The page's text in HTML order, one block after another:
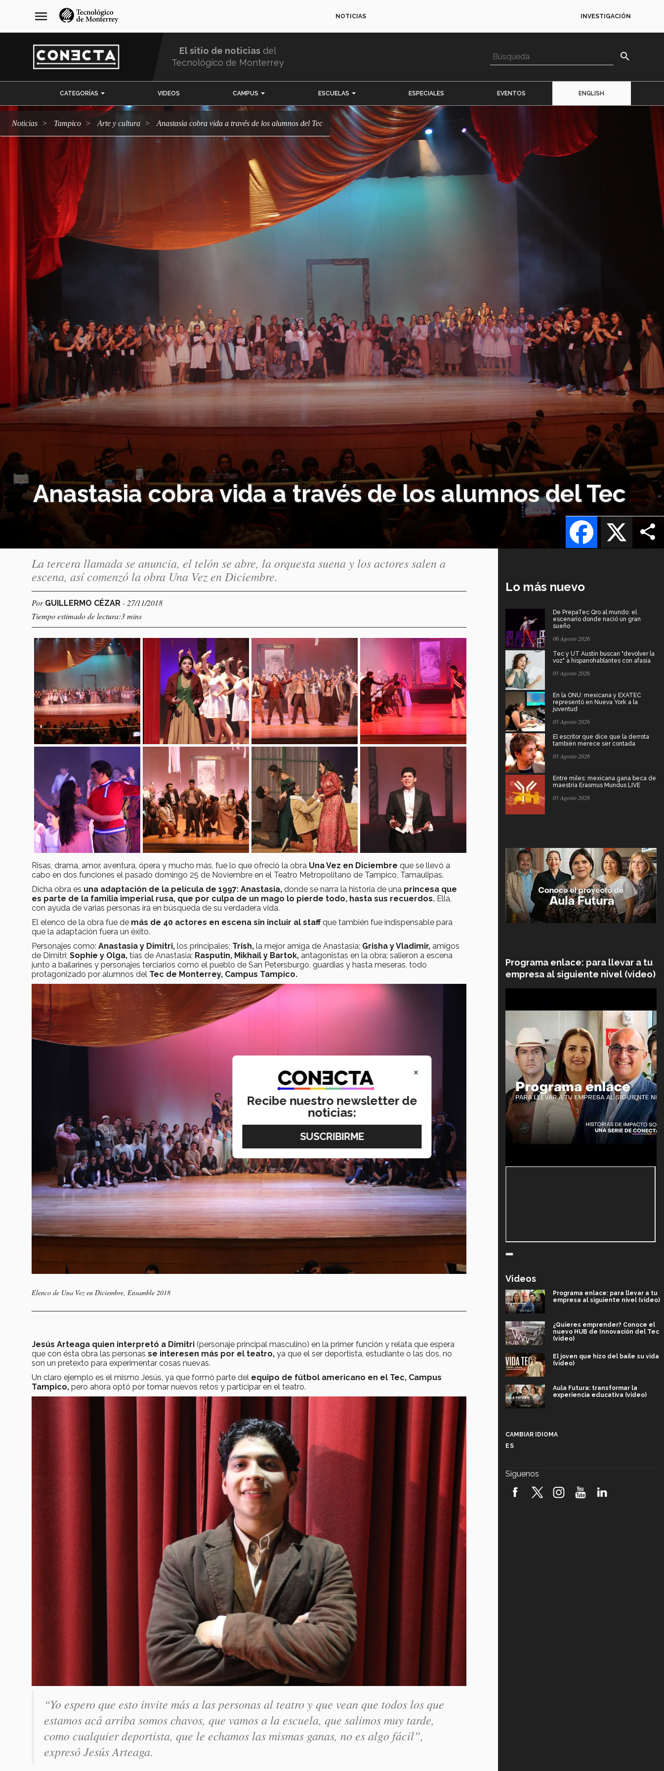
navegación
principal
menu NOTICIAS INVESTIGACIÓN
El sitio de noticias del
Tecnológico de Monterrey
search
CATEGORÍAS VIDEOS CAMPUS ESCUELAS ESPECIALES EVENTOS ENGLISH
Noticias Tampico arte y cultura Anastasia cobra vida a través de los alumnos del Tec
Anastasia cobra vida a través de los alumnos del Tec
X
Facebook
La tercera llamada se anuncia, el telón se abre, la orquesta suena y los actores salen a
escena, así comenzó la obra Una Vez en Diciembre.
Por GUILLERMO CÉZAR - 27/11/2018
Tiempo estimado de lectura:3 mins
Risas, drama, amor, aventura, ópera y mucho más, fue lo que ofreció la obra Una Vez en Diciembre que se llevó a
cabo en dos funciones el pasado domingo 25 de Noviembre en el Teatro Metropolitano de Tampico, Tamaulipas.
Dicha obra es una adaptación de la película de 1997: Anastasia, donde se narra la historia de una princesa que
es parte de la familia imperial rusa, que por culpa de un mago lo pierde todo, hasta sus recuerdos. Ella,
con ayuda de varias personas irá en búsqueda de su verdadera vida.
El elenco de la obra fue de más de 40 actores en escena sin incluir al staffque también fue indispensable para
que la adaptación fuera un éxito.
Personajes como: Anastasia y Dimitri, los principales; Trish, la mejor amiga de Anastasia; Grisha y Vladimir, amigos
de Dimitri; Sophie y Olga, tías de Anastasia; Rasputin, Mikhail y Bartok, antagonistas en la obra; salieron a escena
junto a bailarines y personajes terciarios como el pueblo de San Petersburgo, guardias y hasta meseras, todo
protagonizado por alumnos del Tec de Monterrey, Campus Tampico.
Elenco de Una Vez en Diciembre, Ensamble 2018
Jesús Arteaga quien interpretó a Dimitri (personaje principal masculino) en la primer función y relata que espera
que con ésta obra las personas se interesen más por el teatro, ya que el ser deportista, estudiante o las dos, no
son un pretexto para experimentar cosas nuevas.
Un claro ejemplo es el mismo Jesús, ya que formó parte del equipo de fútbol americano en el Tec, Campus
Tampico, pero ahora optó por tomar nuevos retos y participar en el teatro.
“Yo espero que esto invite más a las personas al teatro y que vean que todos los que
estamos acá arriba somos chavos, que vamos a la escuela, que salimos muy tarde,
como cualquier deportista, que le echamos las mismas ganas, no es algo fácil”,
expresó Jesús Arteaga.
Lo más nuevo
De PrepaTec Qro al mundo: el
escenario donde nació un gran
sueño
06 Agosto 2026
Tec y UT Austin buscan "devolver la
voz" a hispanohablantes con afasia
05 Agosto 2026
En la ONU: mexicana y EXATEC
representó en Nueva York a la
juventud
05 Agosto 2026
El escritor que dice que la derrota
también merece ser contada
05 Agosto 2026
Entre miles: mexicana gana beca de
maestría Erasmus Mundus LIVE
05 Agosto 2026
Programa enlace: para llevar a tu
empresa al siguiente nivel (video)
Videos
Programa enlace: para llevar a tu
empresa al siguiente nivel (video)
¿Quieres emprender? Conoce el
nuevo HUB de Innovación del Tec
(video)
El joven que hizo del baile su vida
(video)
Aula Futura: transformar la
experiencia educativa (video)
robótica FIRST 2026! (video)
CAMBIAR IDIOMA
ES
Síguenos
×
Recibe nuestro newsletter de
noticias: